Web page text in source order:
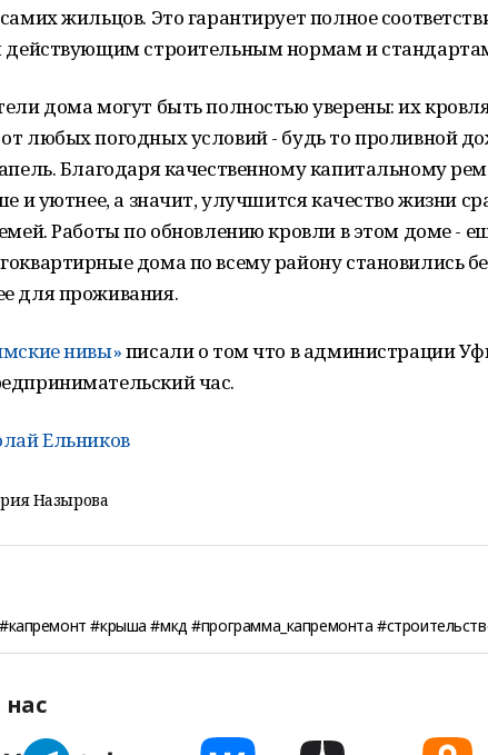
жильцов. Это гарантирует полное
действующим строительным нормам и
дома могут быть полностью уверены: их
любых погодных условий - будь то проливной
Благодаря качественному капитальному
и уютнее, а значит, улучшится качество жизни
Работы по обновлению кровли в этом доме -
дома по всему району становились
для проживания.
нивы»писали о том что в администрации
час.
Ельников
Назырова
#крыша #мкд #программа_капремонта